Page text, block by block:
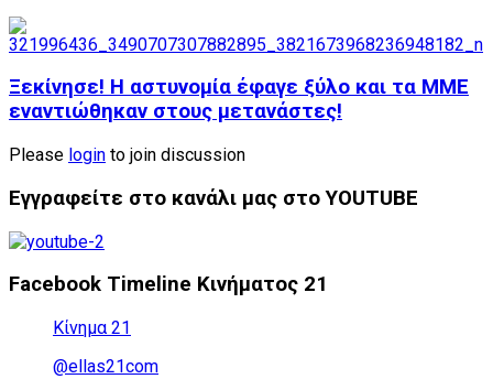
Ξεκίνησε! Η αστυνομία έφαγε ξύλο και τα ΜΜΕ
εναντιώθηκαν στους μετανάστες!
Please login to join discussion
Εγγραφείτε στο κανάλι μας στο YOUTUBE
Facebook Timeline Κινήματος 21
Κίνημα 21
@ellas21com